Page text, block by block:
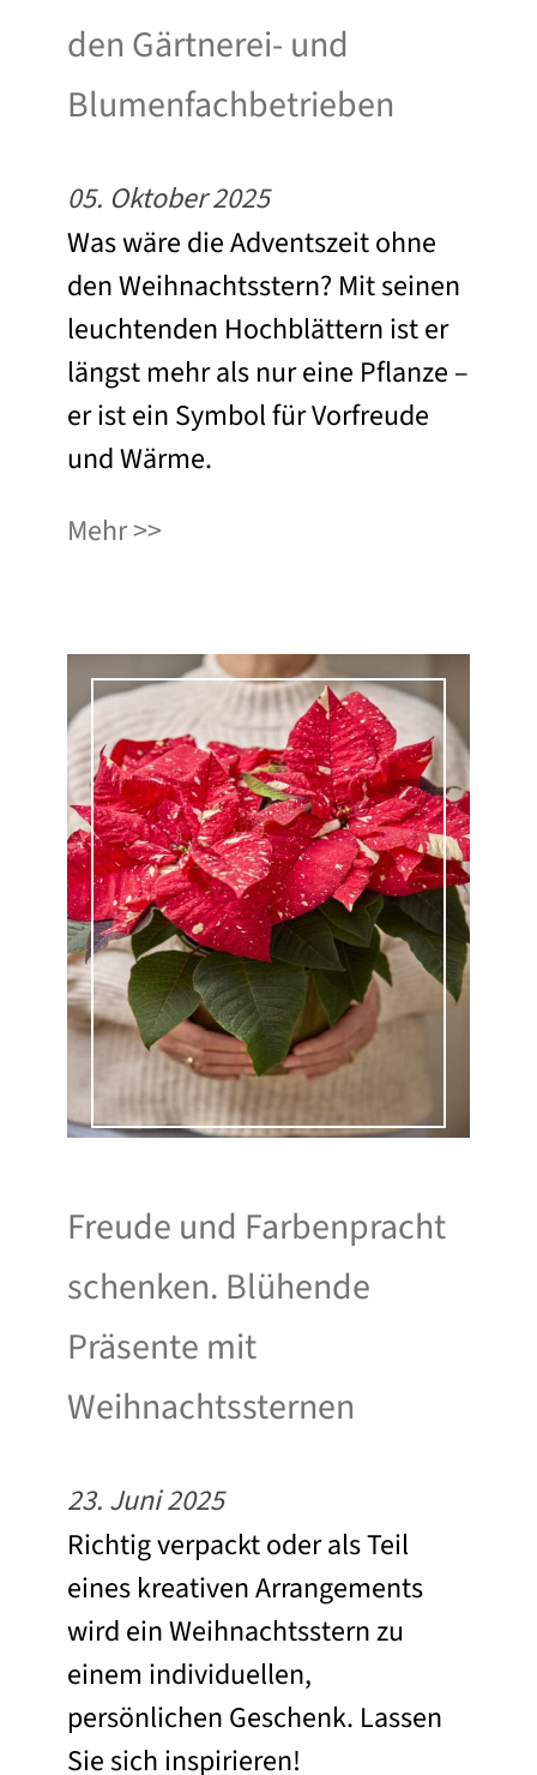
den Gärtnerei- und
Blumenfachbetrieben
05. Oktober 2025
Was wäre die Adventszeit ohne
den Weihnachtsstern? Mit seinen
leuchtenden Hochblättern ist er
längst mehr als nur eine Pflanze –
er ist ein Symbol für Vorfreude
und Wärme.
Mehr
Freude und Farbenpracht
schenken. Blühende
Präsente mit
Weihnachtssternen
23. Juni 2025
Richtig verpackt oder als Teil
eines kreativen Arrangements
wird ein Weihnachtsstern zu
einem individuellen,
persönlichen Geschenk. Lassen
Sie sich inspirieren!